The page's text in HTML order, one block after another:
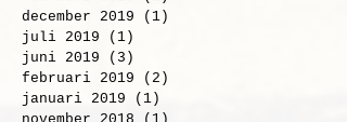
maart 2020
(2)
2 posts
februari 2020
december 2019
juli 2019
(1) 1 post
juni 2019
(3)
3 posts
februari 2019
(2)